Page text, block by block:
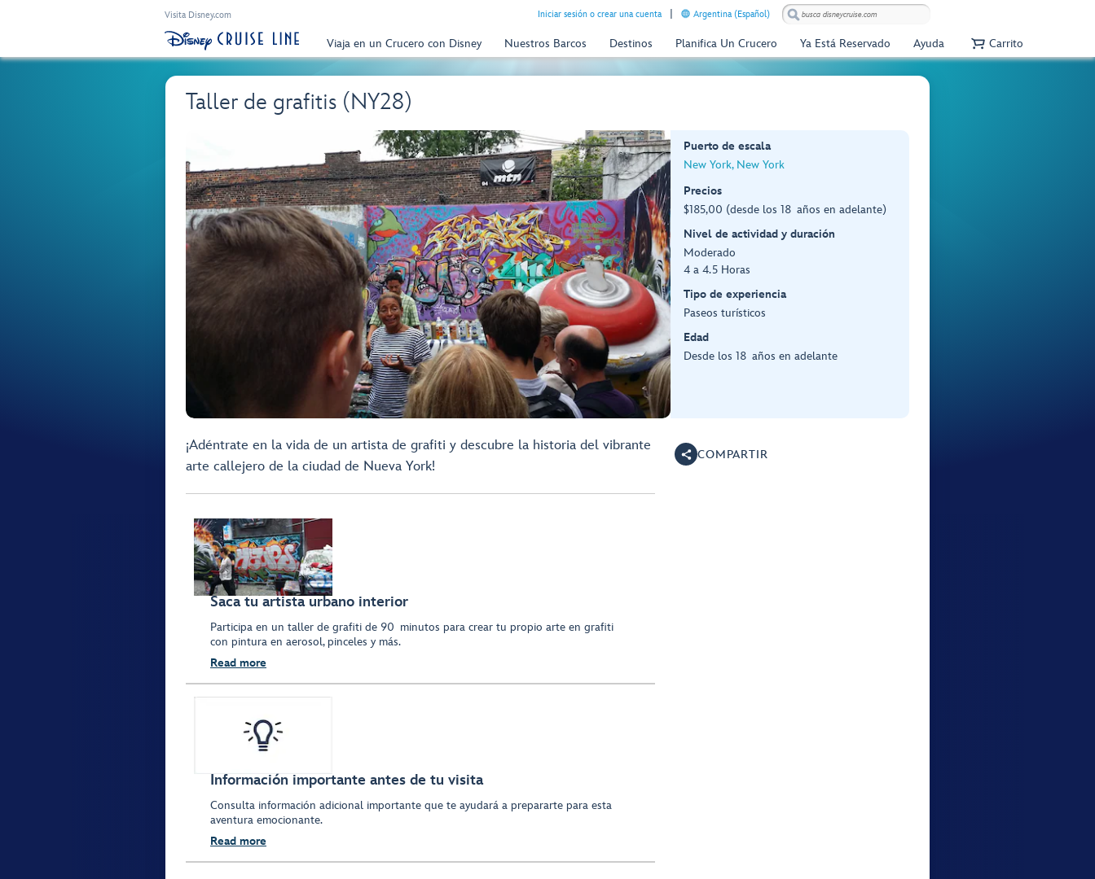
Visita Disney.com Iniciar sesión o crear una cuenta Argentina (Español)
Viaja en un Crucero con Disney Nuestros Barcos Destinos Planifica Un Crucero Ya Está Reservado Ayuda Carrito
Taller de grafitis (NY28)
Puerto de escala
New York, New York
Precios
$185,00 (desde los 18 años en adelante)
Nivel de actividad y duración
Moderado
4 a 4.5 Horas
Tipo de experiencia
Paseos turísticos
Edad
Desde los 18 años en adelante
¡Adéntrate en la vida de un artista de grafiti y descubre la historia del vibrante
arte callejero de la ciudad de Nueva York!
Saca tu artista urbano interior
Participa en un taller de grafiti de 90 minutos para crear tu propio arte en grafiti
con pintura en aerosol, pinceles y más.
Read more
Información importante antes de tu visita
Consulta información adicional importante que te ayudará a prepararte para esta
aventura emocionante.
Read more
COMPARTIR